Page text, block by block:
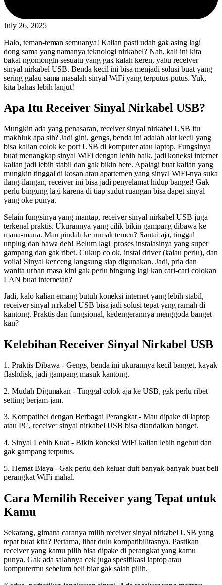
July 26, 2025
Halo, teman-teman semuanya! Kalian pasti udah gak asing lagi
dong sama yang namanya teknologi nirkabel? Nah, kali ini kita
bakal ngomongin sesuatu yang gak kalah keren, yaitu receiver
sinyal nirkabel USB. Benda kecil ini bisa menjadi solusi buat yang
sering galau sama masalah sinyal WiFi yang terputus-putus. Yuk,
kita bahas lebih lanjut!
Apa Itu Receiver Sinyal Nirkabel USB?
Mungkin ada yang penasaran, receiver sinyal nirkabel USB itu
makhluk apa sih? Jadi gini, gengs, benda ini adalah alat kecil yang
bisa kalian colok ke port USB di komputer atau laptop. Fungsinya
buat menangkap sinyal WiFi dengan lebih baik, jadi koneksi internet
kalian jadi lebih stabil dan gak bikin bete. Apalagi buat kalian yang
mungkin tinggal di kosan atau apartemen yang sinyal WiFi-nya suka
ilang-ilangan, receiver ini bisa jadi penyelamat hidup banget! Gak
perlu bingung lagi karena di tiap sudut ruangan bisa dapet sinyal
yang oke punya.
Selain fungsinya yang mantap, receiver sinyal nirkabel USB juga
terkenal praktis. Ukurannya yang cilik bikin gampang dibawa ke
mana-mana. Mau pindah ke rumah temen? Santai aja, tinggal
unplug dan bawa deh! Belum lagi, proses instalasinya yang super
gampang dan gak ribet. Cukup colok, instal driver (kalau perlu), dan
voila! Sinyal kenceng langsung siap digunakan. Jadi, pria dan
wanita urban masa kini gak perlu bingung lagi kan cari-cari colokan
LAN buat internetan?
Jadi, kalo kalian emang butuh koneksi internet yang lebih stabil,
receiver sinyal nirkabel USB bisa jadi solusi tepat yang ramah di
kantong. Praktis dan fungsional, kedengerannya menggoda banget
kan?
Kelebihan Receiver Sinyal Nirkabel USB
1. Praktis Dibawa - Gengs, benda ini ukurannya kecil banget, kayak
flashdisk, jadi gampang masuk kantong.
2. Mudah Digunakan - Tinggal colok aja ke USB, gak perlu ribet
setting berjam-jam.
3. Kompatibel dengan Berbagai Perangkat - Mau dipake di laptop
atau PC, receiver sinyal nirkabel USB bisa diandalkan banget.
4. Sinyal Lebih Kuat - Bikin koneksi WiFi kalian lebih ngebut dan
gak gampang terputus.
5. Hemat Biaya - Gak perlu deh keluar duit banyak-banyak buat beli
perangkat WiFi mahal.
Cara Memilih Receiver yang Tepat untuk
Kamu
Sekarang, gimana caranya milih receiver sinyal nirkabel USB yang
tepat buat kita? Pertama, lihat dulu kompatibilitasnya. Pastikan
receiver yang kamu pilih bisa dipake di perangkat yang kamu
punya. Gak ada salahnya cek juga spesifikasi laptop atau
komputermu sebelum beli biar gak salah pilih.